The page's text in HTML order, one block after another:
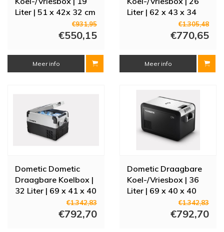
Liter | 51 x 42x 32 cm
€931,95
€550,15
Meer info
Liter | 62 x 43 x 34
€1.305,48
€770,65
Meer info
Dometic Dometic
Draagbare Koelbox |
32 Liter | 69 x 41 x 40
€1.342,83
€792,70
Dometic Draagbare
Koel-/Vriesbox | 36
Liter | 69 x 40 x 40
€1.342,83
€792,70